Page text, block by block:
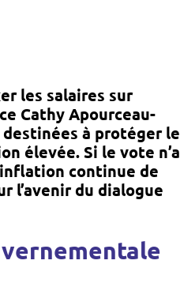
les salaires sur
Cathy Apourceau-
à protéger le
élevée. Si le vote n’a
continue de
l’avenir du dialogue